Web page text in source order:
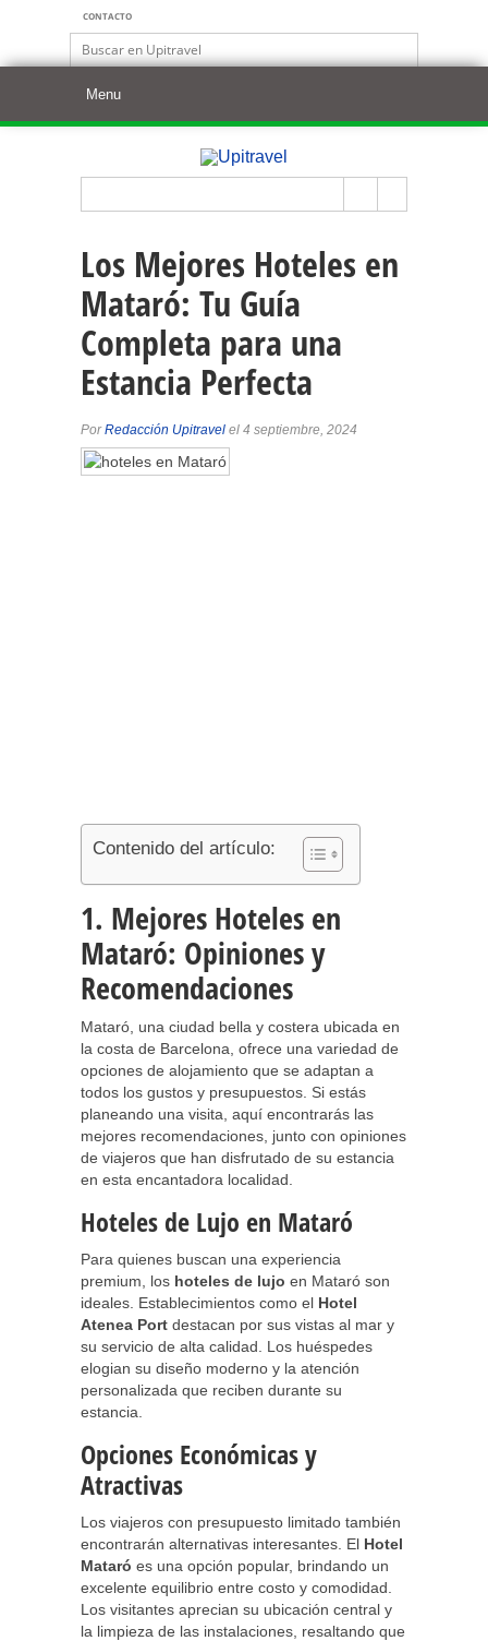
CONTACTO
Los Mejores Hoteles en
Mataró: Tu Guía
Completa para una
Estancia Perfecta
PorRedacción Upitravel el 4 septiembre, 2024
Contenido del artículo:
1. Mejores Hoteles en
Mataró: Opiniones y
Recomendaciones
Mataró, una ciudad bella y costera ubicada en
la costa de Barcelona, ofrece una variedad de
opciones de alojamiento que se adaptan a
todos los gustos y presupuestos. Si estás
planeando una visita, aquí encontrarás las
mejores recomendaciones, junto con opiniones
de viajeros que han disfrutado de su estancia
en esta encantadora localidad.
Hoteles de Lujo en Mataró
Para quienes buscan una experiencia
premium, los hoteles de lujo en Mataró son
ideales. Establecimientos como el Hotel
Atenea Port destacan por sus vistas al mar y
su servicio de alta calidad. Los huéspedes
elogian su diseño moderno y la atención
personalizada que reciben durante su
estancia.
Opciones Económicas y
Atractivas
Los viajeros con presupuesto limitado también
encontrarán alternativas interesantes. El Hotel
Mataró es una opción popular, brindando un
excelente equilibrio entre costo y comodidad.
Los visitantes aprecian su ubicación central y
la limpieza de las instalaciones, resaltando que